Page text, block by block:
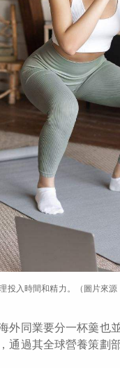
投入時間和精力。（圖片來
外同業要分一杯羹也
通過其全球營養策劃